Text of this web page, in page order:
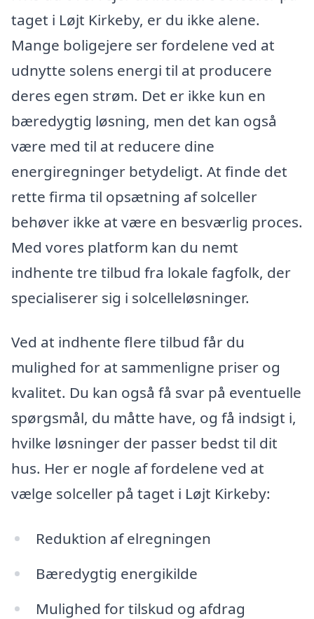
taget i Løjt Kirkeby, er du ikke alene.
Mange boligejere ser fordelene ved at
udnytte solens energi til at producere
deres egen strøm. Det er ikke kun en
bæredygtig løsning, men det kan også
være med til at reducere dine
energiregninger betydeligt. At finde det
rette firma til opsætning af solceller
behøver ikke at være en besværlig proces.
Med vores platform kan du nemt
indhente tre tilbud fra lokale fagfolk, der
specialiserer sig i solcelleløsninger.
Ved at indhente flere tilbud får du
mulighed for at sammenligne priser og
kvalitet. Du kan også få svar på eventuelle
spørgsmål, du måtte have, og få indsigt i,
hvilke løsninger der passer bedst til dit
hus. Her er nogle af fordelene ved at
vælge solceller på taget i Løjt Kirkeby:
Reduktion af elregningen
Bæredygtig energikilde
Mulighed for tilskud og afdrag